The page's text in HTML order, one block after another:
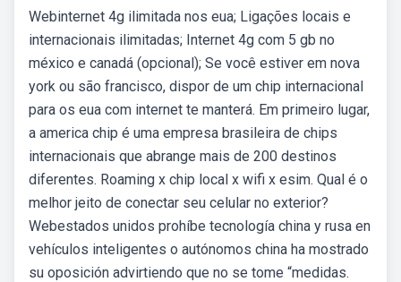
Webinternet 4g ilimitada nos eua; Ligações locais e
internacionais ilimitadas; Internet 4g com 5 gb no
méxico e canadá (opcional); Se você estiver em nova
york ou são francisco, dispor de um chip internacional
para os eua com internet te manterá. Em primeiro lugar,
a america chip é uma empresa brasileira de chips
internacionais que abrange mais de 200 destinos
diferentes. Roaming x chip local x wifi x esim. Qual é o
melhor jeito de conectar seu celular no exterior?
Webestados unidos prohíbe tecnología china y rusa en
vehículos inteligentes o autónomos china ha mostrado
su oposición advirtiendo que no se tome “medidas.